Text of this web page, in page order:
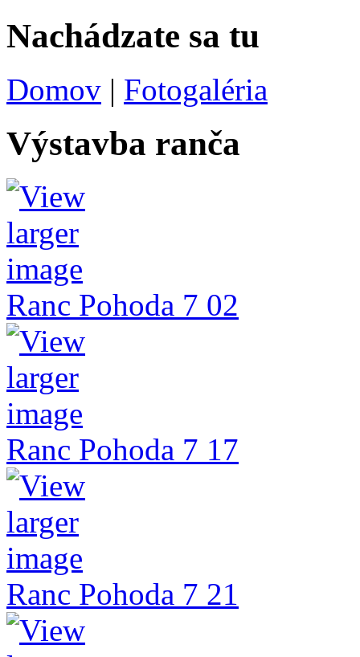
Nachádzate sa tu
Domov | Fotogaléria
Výstavba ranča
Ranc Pohoda 7 02
Ranc Pohoda 7 17
Ranc Pohoda 7 21